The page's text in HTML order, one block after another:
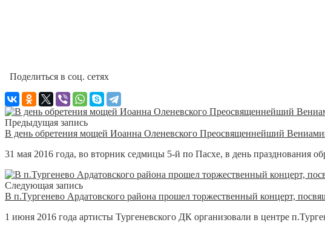
Поделиться в соц. сетях
Предыдущая запись
В день обретения мощей Иоанна Оленевского Преосвященнейший
31 мая 2016 года, во вторник седмицы 5-й по Пасхе, в день празднования
Следующая запись
В п.Тургенево Ардатовского района прошел торжественный концерт,
1 июня 2016 года артисты Тургеневского ДК организовали в центре